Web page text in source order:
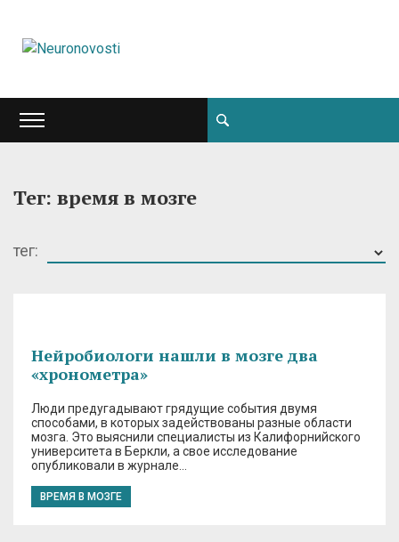
Тег: время в мозге
тег:
Нейробиологи нашли в мозге два
«хронометра»
Люди предугадывают грядущие события двумя
способами, в которых задействованы разные области
мозга. Это выяснили специалисты из Калифорнийского
университета в Беркли, а свое исследование
опубликовали в журнале…
ВРЕМЯ В МОЗГЕ